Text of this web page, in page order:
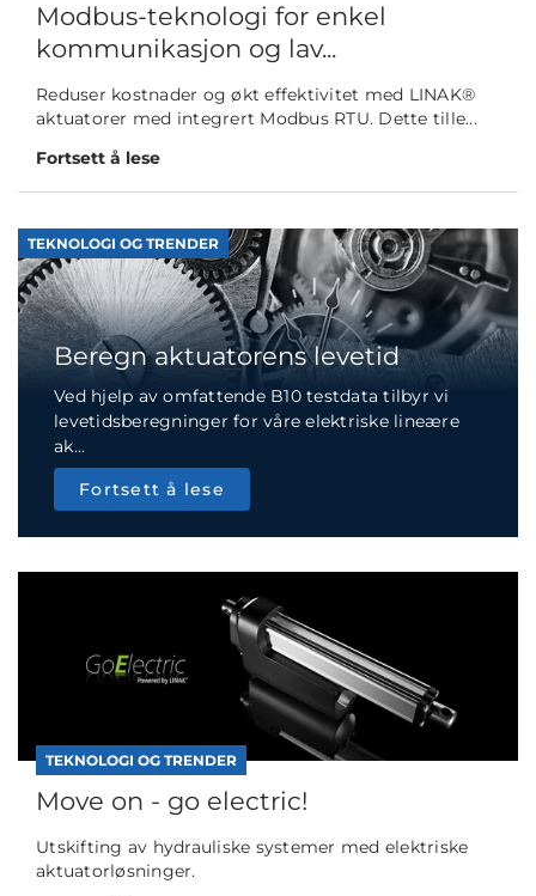
Modbus-teknologi for enkel
kommunikasjon og lav...
Reduser kostnader og økt effektivitet med LINAK®
aktuatorer med integrert Modbus RTU. Dette tille...
Fortsett å lese
TEKNOLOGI OG TRENDER
Beregn aktuatorens levetid
Ved hjelp av omfattende B10 testdata tilbyr vi
levetidsberegninger for våre elektriske lineære
ak...
Fortsett å lese
TEKNOLOGI OG TRENDER
Move on - go electric!
Utskifting av hydrauliske systemer med elektriske
aktuatorløsninger.